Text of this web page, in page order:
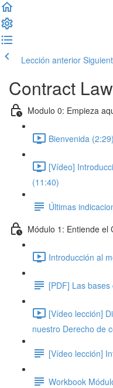
Lección anterior
Contract
Modulo 0: Empieza
Bienvenida (2:29)
[Vídeo]
(11:40)
Últimas
Módulo 1: Entiende el
Introducción al
[PDF] Las
[Vídeo lección]
nuestro Derecho de
[Vídeo lección]
Workbook